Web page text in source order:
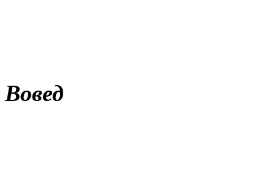
Вовед